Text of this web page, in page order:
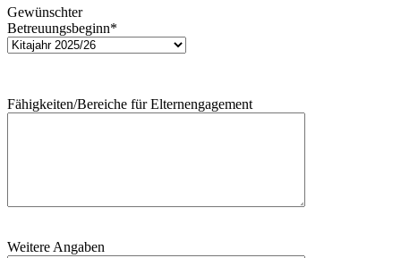
Gewünschter
Betreuungsbeginn*
Fähigkeiten/Bereiche für Elternengagement
Weitere Angaben